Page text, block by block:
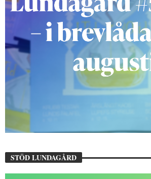
STÖD LUNDAGÅRD